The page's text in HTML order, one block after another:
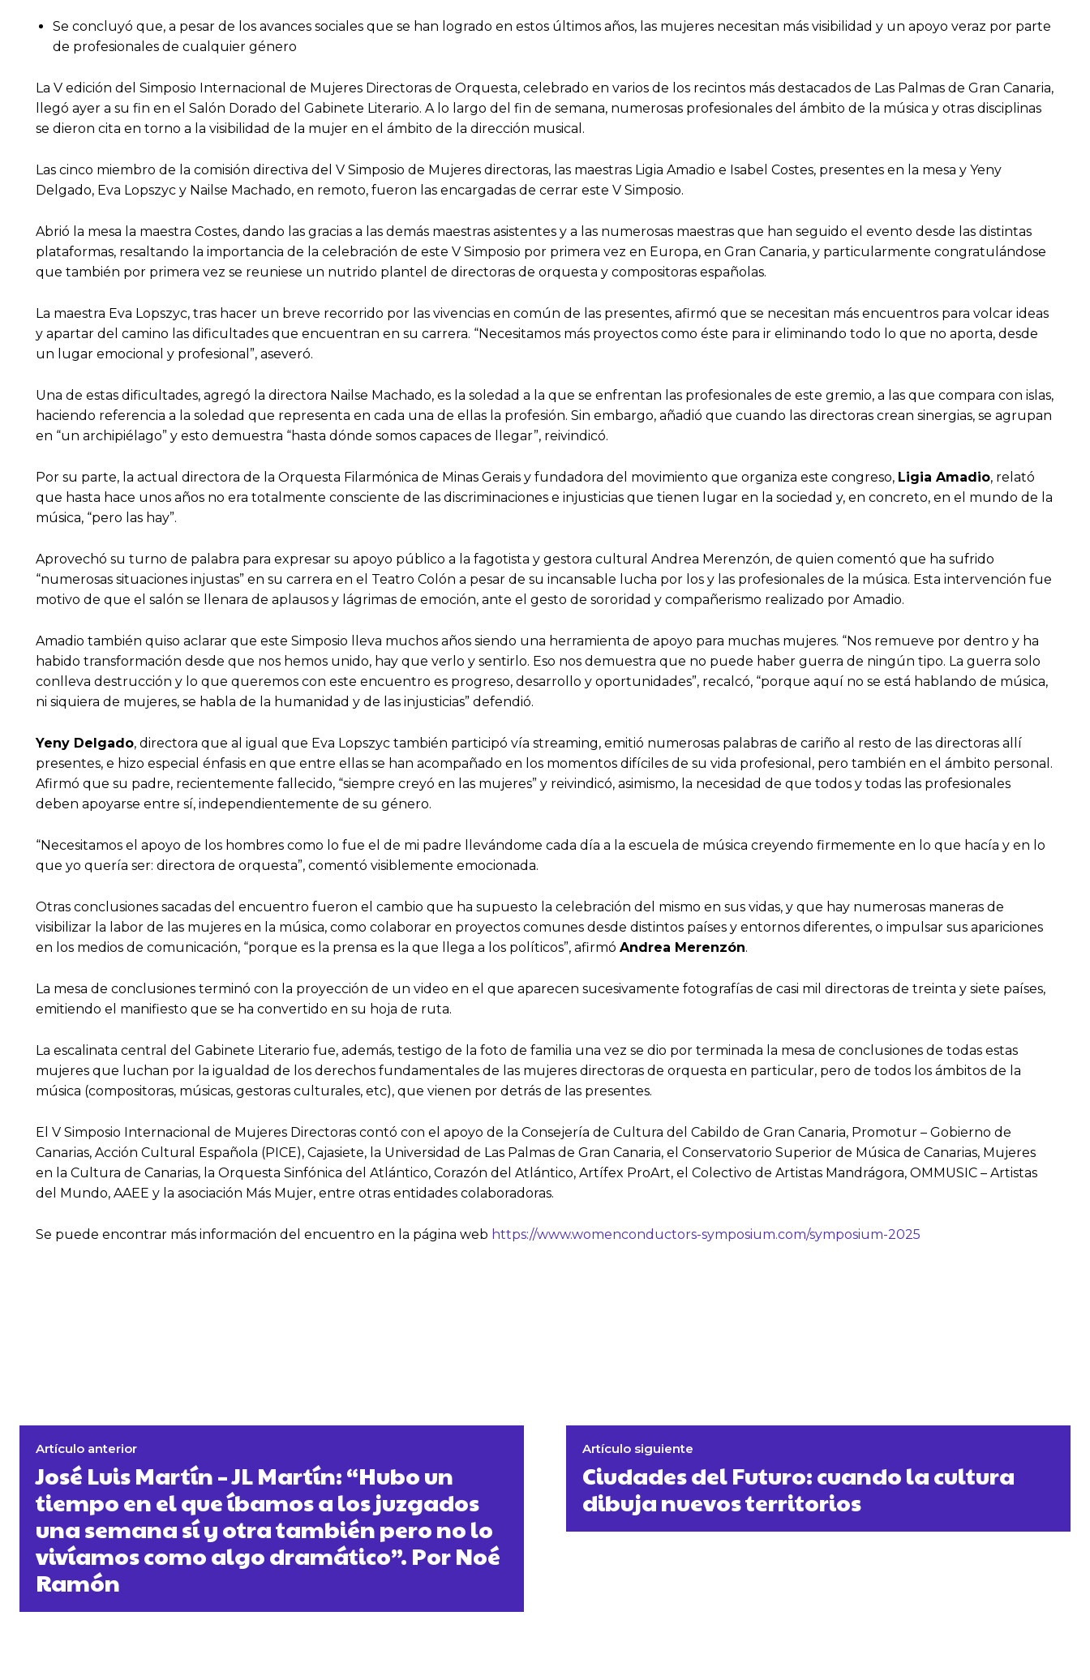
Se concluyó que, a pesar de los avances sociales que se han logrado en estos últimos años, las mujeres necesitan más visibilidad y un apoyo veraz por parte
de profesionales de cualquier género
La V edición del Simposio Internacional de Mujeres Directoras de Orquesta, celebrado en varios de los recintos más destacados de Las Palmas de Gran Canaria,
llegó ayer a su fin en el Salón Dorado del Gabinete Literario. A lo largo del fin de semana, numerosas profesionales del ámbito de la música y otras disciplinas
se dieron cita en torno a la visibilidad de la mujer en el ámbito de la dirección musical.
Las cinco miembro de la comisión directiva del V Simposio de Mujeres directoras, las maestras Ligia Amadio e Isabel Costes, presentes en la mesa y Yeny
Delgado, Eva Lopszyc y Nailse Machado, en remoto, fueron las encargadas de cerrar este V Simposio.
Abrió la mesa la maestra Costes, dando las gracias a las demás maestras asistentes y a las numerosas maestras que han seguido el evento desde las distintas
plataformas, resaltando la importancia de la celebración de este V Simposio por primera vez en Europa, en Gran Canaria, y particularmente congratulándose
que también por primera vez se reuniese un nutrido plantel de directoras de orquesta y compositoras españolas.
La maestra Eva Lopszyc, tras hacer un breve recorrido por las vivencias en común de las presentes, afirmó que se necesitan más encuentros para volcar ideas
y apartar del camino las dificultades que encuentran en su carrera. “Necesitamos más proyectos como éste para ir eliminando todo lo que no aporta, desde
un lugar emocional y profesional”, aseveró.
Una de estas dificultades, agregó la directora Nailse Machado, es la soledad a la que se enfrentan las profesionales de este gremio, a las que compara con islas,
haciendo referencia a la soledad que representa en cada una de ellas la profesión. Sin embargo, añadió que cuando las directoras crean sinergias, se agrupan
en “un archipiélago” y esto demuestra “hasta dónde somos capaces de llegar”, reivindicó.
Por su parte, la actual directora de la Orquesta Filarmónica de Minas Gerais y fundadora del movimiento que organiza este congreso, Ligia Amadio, relató
que hasta hace unos años no era totalmente consciente de las discriminaciones e injusticias que tienen lugar en la sociedad y, en concreto, en el mundo de la
música, “pero las hay”.
Aprovechó su turno de palabra para expresar su apoyo público a la fagotista y gestora cultural Andrea Merenzón, de quien comentó que ha sufrido
“numerosas situaciones injustas” en su carrera en el Teatro Colón a pesar de su incansable lucha por los y las profesionales de la música. Esta intervención fue
motivo de que el salón se llenara de aplausos y lágrimas de emoción, ante el gesto de sororidad y compañerismo realizado por Amadio.
Amadio también quiso aclarar que este Simposio lleva muchos años siendo una herramienta de apoyo para muchas mujeres. “Nos remueve por dentro y ha
habido transformación desde que nos hemos unido, hay que verlo y sentirlo. Eso nos demuestra que no puede haber guerra de ningún tipo. La guerra solo
conlleva destrucción y lo que queremos con este encuentro es progreso, desarrollo y oportunidades”, recalcó, “porque aquí no se está hablando de música,
ni siquiera de mujeres, se habla de la humanidad y de las injusticias” defendió.
Yeny Delgado, directora que al igual que Eva Lopszyc también participó vía streaming, emitió numerosas palabras de cariño al resto de las directoras allí
presentes, e hizo especial énfasis en que entre ellas se han acompañado en los momentos difíciles de su vida profesional, pero también en el ámbito personal.
Afirmó que su padre, recientemente fallecido, “siempre creyó en las mujeres” y reivindicó, asimismo, la necesidad de que todos y todas las profesionales
deben apoyarse entre sí, independientemente de su género.
“Necesitamos el apoyo de los hombres como lo fue el de mi padre llevándome cada día a la escuela de música creyendo firmemente en lo que hacía y en lo
que yo quería ser: directora de orquesta”, comentó visiblemente emocionada.
Otras conclusiones sacadas del encuentro fueron el cambio que ha supuesto la celebración del mismo en sus vidas, y que hay numerosas maneras de
visibilizar la labor de las mujeres en la música, como colaborar en proyectos comunes desde distintos países y entornos diferentes, o impulsar sus apariciones
en los medios de comunicación, “porque es la prensa es la que llega a los políticos”, afirmó Andrea Merenzón.
La mesa de conclusiones terminó con la proyección de un video en el que aparecen sucesivamente fotografías de casi mil directoras de treinta y siete países,
emitiendo el manifiesto que se ha convertido en su hoja de ruta.
La escalinata central del Gabinete Literario fue, además, testigo de la foto de familia una vez se dio por terminada la mesa de conclusiones de todas estas
mujeres que luchan por la igualdad de los derechos fundamentales de las mujeres directoras de orquesta en particular, pero de todos los ámbitos de la
música (compositoras, músicas, gestoras culturales, etc), que vienen por detrás de las presentes.
El V Simposio Internacional de Mujeres Directoras contó con el apoyo de la Consejería de Cultura del Cabildo de Gran Canaria, Promotur – Gobierno de
Canarias, Acción Cultural Española (PICE), Cajasiete, la Universidad de Las Palmas de Gran Canaria, el Conservatorio Superior de Música de Canarias, Mujeres
en la Cultura de Canarias, la Orquesta Sinfónica del Atlántico, Corazón del Atlántico, Artífex ProArt, el Colectivo de Artistas Mandrágora, OMMUSIC – Artistas
del Mundo, AAEE y la asociación Más Mujer, entre otras entidades colaboradoras.
Se puede encontrar más información del encuentro en la página web https://www.womenconductors-symposium.com/symposium-2025
Artículo anterior
José Luis Martín – JL Martín: “Hubo un
tiempo en el que íbamos a los juzgados
una semana sí y otra también pero no lo
vivíamos como algo dramático”. Por Noé
Ramón
Artículo siguiente
Ciudades del Futuro: cuando la cultura
dibuja nuevos territorios